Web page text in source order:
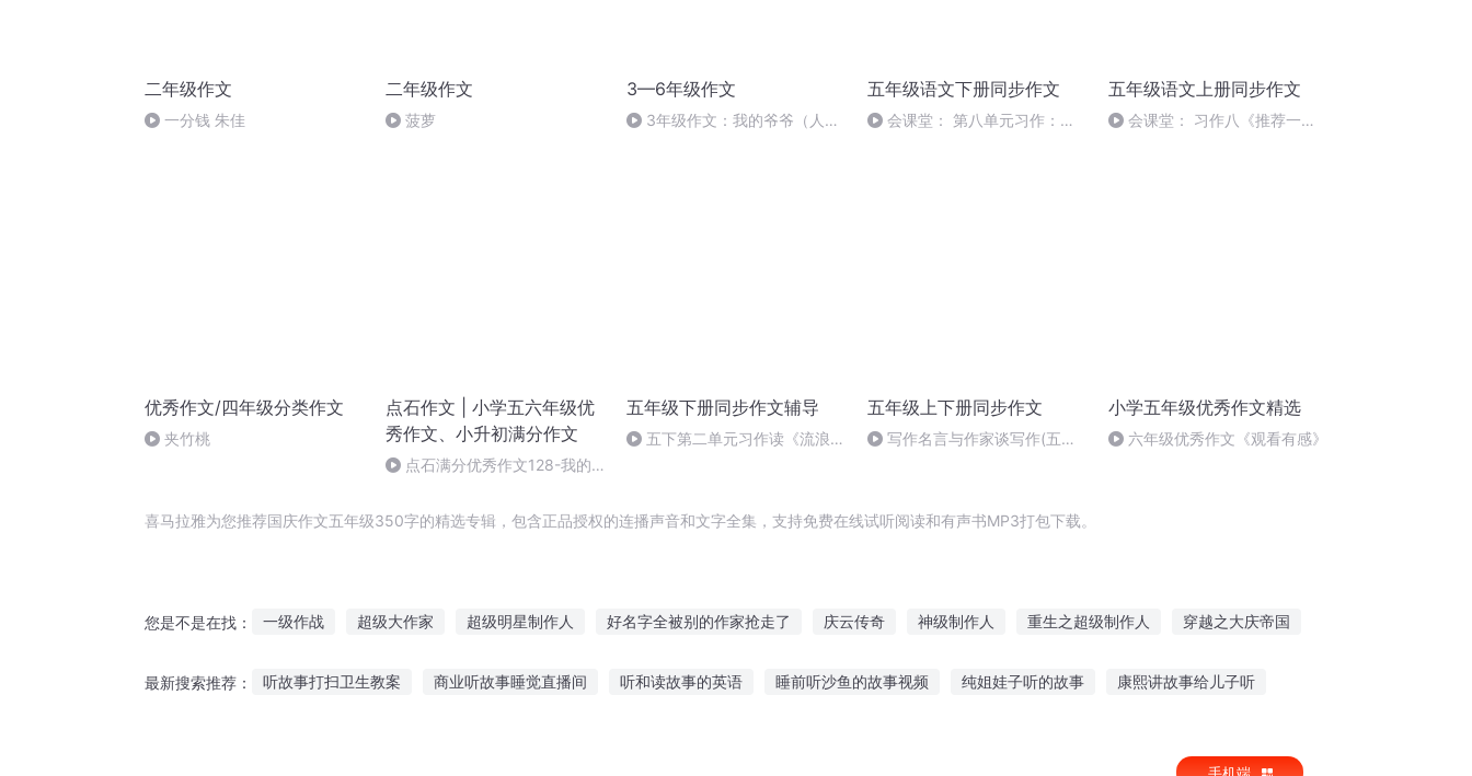
二年级作文
一分钱 朱佳
二年级作文
菠萝
3—6年级作文
3年级作文：我的爷爷（人物
五年级语文下册同步作文
会课堂： 第八单元习作：
五年级语文上册同步作文
会课堂： 习作八《推荐一本
优秀作文/四年级分类作文
夹竹桃
点石作文 | 小学五六年级优
秀作文、小升初满分作文
点石满分优秀作文128-我的
五年级下册同步作文辅导
五下第二单元习作读《流浪汉
五年级上下册同步作文
写作名言与作家谈写作(五年
小学五年级优秀作文精选
六年级优秀作文《观看有感》
喜马拉雅为您推荐国庆作文五年级350字的精选专辑，包含正品授权的连播声音和文字全集，支持免费在线试听阅读和有声书MP3打包下载。
您是不是在找： 一级作战 超级大作家 超级明星制作人 好名字全被别的作家抢走了 庆云传奇 神级制作人 重生之超级制作人 穿越之大庆帝国
最新搜索推荐： 听故事打扫卫生教案 商业听故事睡觉直播间 听和读故事的英语 睡前听沙鱼的故事视频 纯姐娃子听的故事 康熙讲故事给儿子听